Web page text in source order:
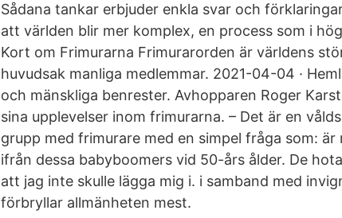
Sådana tankar erbjuder enkla svar och
att världen blir mer komplex, en process som i
Kort om Frimurarna Frimurarorden är världens
huvudsak manliga medlemmar. 2021-04-04 ·
och mänskliga benrester. Avhopparen Roger
sina upplevelser inom frimurarna. – Det är en
grupp med frimurare med en simpel fråga som:
ifrån dessa babyboomers vid 50-års ålder. De
att jag inte skulle lägga mig i. i samband med
förbryllar allmänheten mest.